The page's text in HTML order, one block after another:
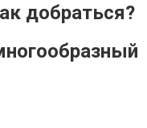
добраться?